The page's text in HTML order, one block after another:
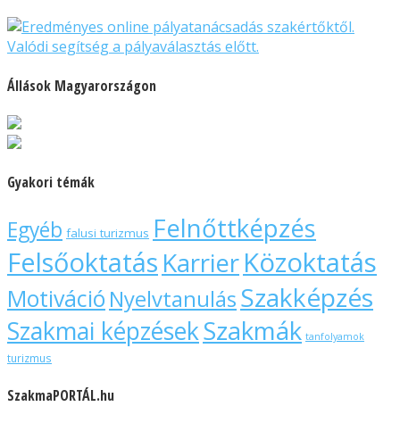
Állások Magyarországon
Gyakori témák
Egyéb falusi turizmus Felnőttképzés
Felsőoktatás KarrierKözoktatás
Motiváció NyelvtanulásSzakképzés
Szakmai képzésekSzakmák tanfolyamok
turizmus
SzakmaPORTÁL.hu